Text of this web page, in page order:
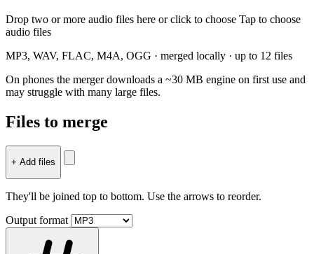
Drop two or more audio files here or click to choose Tap to choose
audio files
MP3, WAV, FLAC, M4A, OGG · merged locally · up to 12 files
On phones the merger downloads a ~30 MB engine on first use and
may struggle with many large files.
Files to merge
+ Add files
They'll be joined top to bottom. Use the arrows to reorder.
Output format